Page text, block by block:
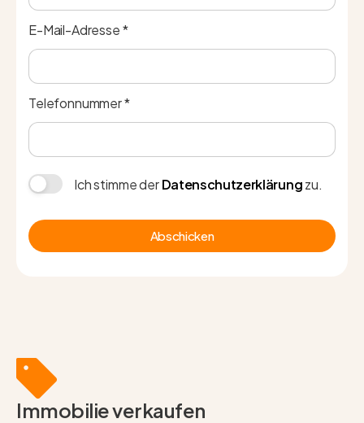
E-Mail-Adresse *
Telefonnummer *
Ich stimme derDatenschutzerklärungzu.
Abschicken
Immobilie verkaufen